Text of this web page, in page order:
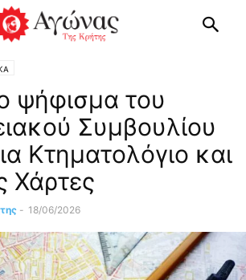
ψήφισμα του
Συμβουλίου
Κτηματολόγιο και
Χάρτες
- 18/06/2026